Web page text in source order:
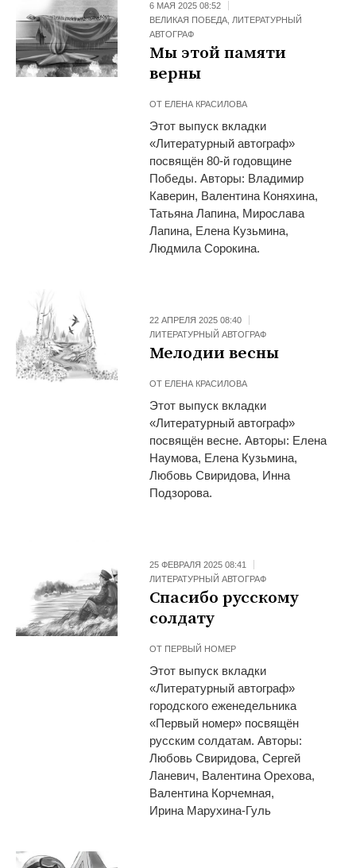
6 МАЯ 2025 08:52
ВЕЛИКАЯ ПОБЕДА,ЛИТЕРАТУРНЫЙ
АВТОГРАФ
Мы этой памяти
верны
ОТ ЕЛЕНА КРАСИЛОВА
Этот выпуск вкладки
«Литературный автограф»
посвящён 80-й годовщине
Победы. Авторы: Владимир
Каверин, Валентина Коняхина,
Татьяна Лапина, Мирослава
Лапина, Елена Кузьмина,
Людмила Сорокина.
22 АПРЕЛЯ 2025 08:40
ЛИТЕРАТУРНЫЙ АВТОГРАФ
Мелодии весны
ОТ ЕЛЕНА КРАСИЛОВА
Этот выпуск вкладки
«Литературный автограф»
посвящён весне. Авторы: Елена
Наумова, Елена Кузьмина,
Любовь Свиридова, Инна
Подзорова.
25 ФЕВРАЛЯ 2025 08:41
ЛИТЕРАТУРНЫЙ АВТОГРАФ
Спасибо русскому
солдату
ОТ ПЕРВЫЙ НОМЕР
Этот выпуск вкладки
«Литературный автограф»
городского еженедельника
«Первый номер» посвящён
русским солдатам. Авторы:
Любовь Свиридова, Сергей
Ланевич, Валентина Орехова,
Валентина Корчемная,
Ирина Марухина-Гуль